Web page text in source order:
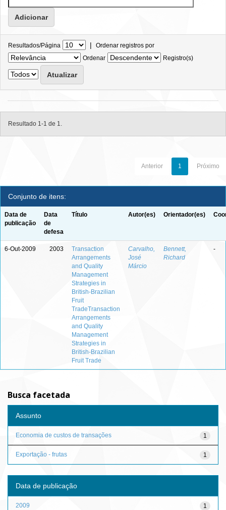
Resultados/Página | Ordenar registros por
Ordenar
Registro(s)
Resultado 1-1 de 1.
Anterior 1 Próximo
Conjunto de itens:
Data de
publicação
Data
de
defesa
Título Autor(es) Orientador(es)
6-Out-2009 2003
Transaction
Arrangements
and Quality
Management
Strategies in
British-Brazilian
Fruit
TradeTransaction
Arrangements
and Quality
Management
Strategies in
British-Brazilian
Fruit Trade
Carvalho,
José
Márcio
Bennett,
Richard
-
Busca facetada
Assunto
1
Economia de custos de transações
1
Exportação - frutas
Data de publicação
1
2009